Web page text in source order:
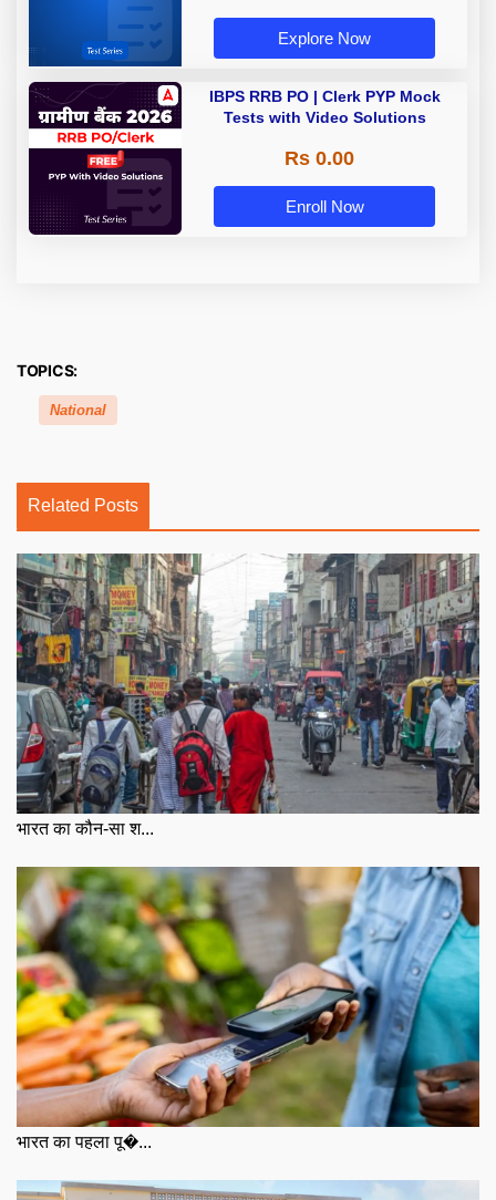
Explore Now
IBPS RRB PO | Clerk PYP Mock
Tests with Video Solutions
Rs 0.00
Enroll Now
TOPICS:
National
Related Posts
भारत का कौन-सा श...
भारत का पहला पू�...